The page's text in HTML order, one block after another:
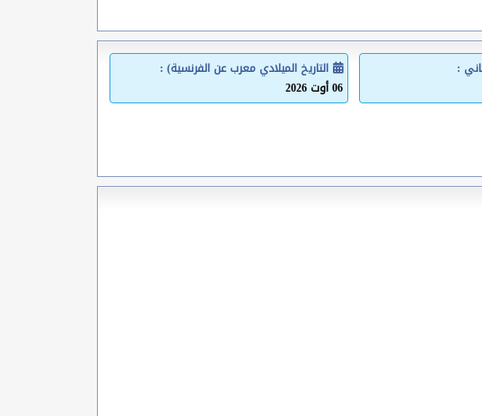
:
التاريخ الميلادي معرب عن الفرنسية) :
06 أوت 2026